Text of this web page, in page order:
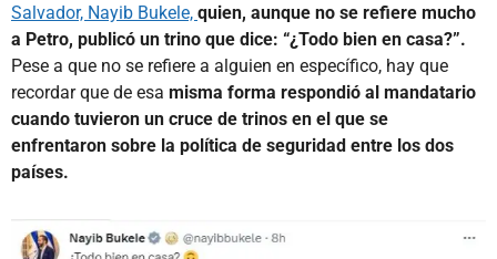
Salvador, Nayib Bukele, quien, aunque no se refiere mucho
a Petro, publicó un trino que dice: “¿Todo bien en casa?”.
Pese a que no se refiere a alguien en específico, hay que
recordar que de esa misma forma respondió al mandatario
cuando tuvieron un cruce de trinos en el que se
enfrentaron sobre la política de seguridad entre los dos
países.